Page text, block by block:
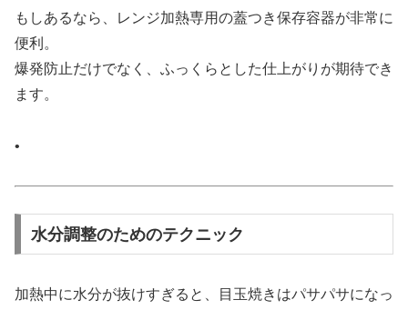
もしあるなら、レンジ加熱専用の蓋つき保存容器が非常に
便利。
爆発防止だけでなく、ふっくらとした仕上がりが期待でき
ます。
•
水分調整のためのテクニック
加熱中に水分が抜けすぎると、目玉焼きはパサパサになっ